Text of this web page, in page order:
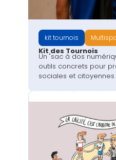
kit tournois
Kit des Tournois
Un "sac à dos
outils concrets pour
sociales et